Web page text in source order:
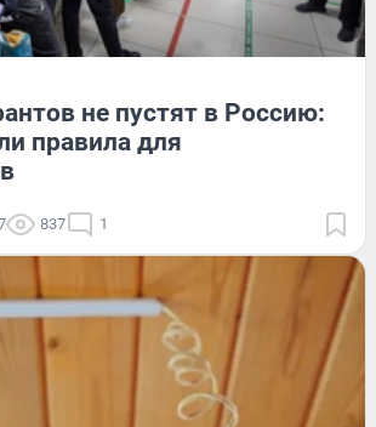
не пустят в Россию:
правила для
837 1